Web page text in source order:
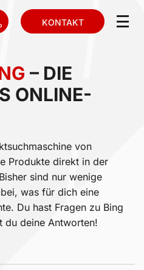
KONTAKT
– DIE
ONLINE-
von
Produkte direkt in der
sind nur wenige
was für dich eine
Du hast Fragen zu Bing
du deine Antworten!